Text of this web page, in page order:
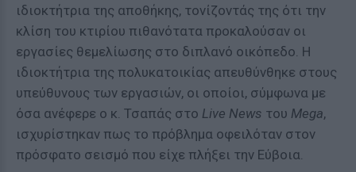
ιδιοκτήτρια της αποθήκης, τονίζοντάς της ότι την
κλίση του κτιρίου πιθανότατα προκαλούσαν οι
εργασίες θεμελίωσης στο διπλανό οικόπεδο. Η
ιδιοκτήτρια της πολυκατοικίας απευθύνθηκε στους
υπεύθυνους των εργασιών, οι οποίοι, σύμφωνα με
όσα ανέφερε ο κ. Τσαπάς στο Live News του Mega,
ισχυρίστηκαν πως το πρόβλημα οφειλόταν στον
πρόσφατο σεισμό που είχε πλήξει την Εύβοια.